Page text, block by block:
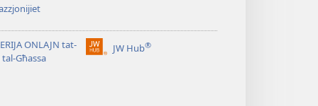
ONLAJN tat-
Għassa
JW Hub®
(opens